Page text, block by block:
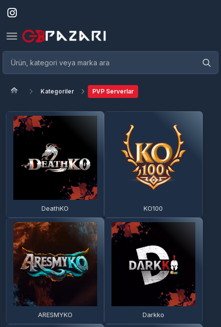
Kategoriler PVP Serverlar
DeathKO KO100
ARESMYKO Darkko